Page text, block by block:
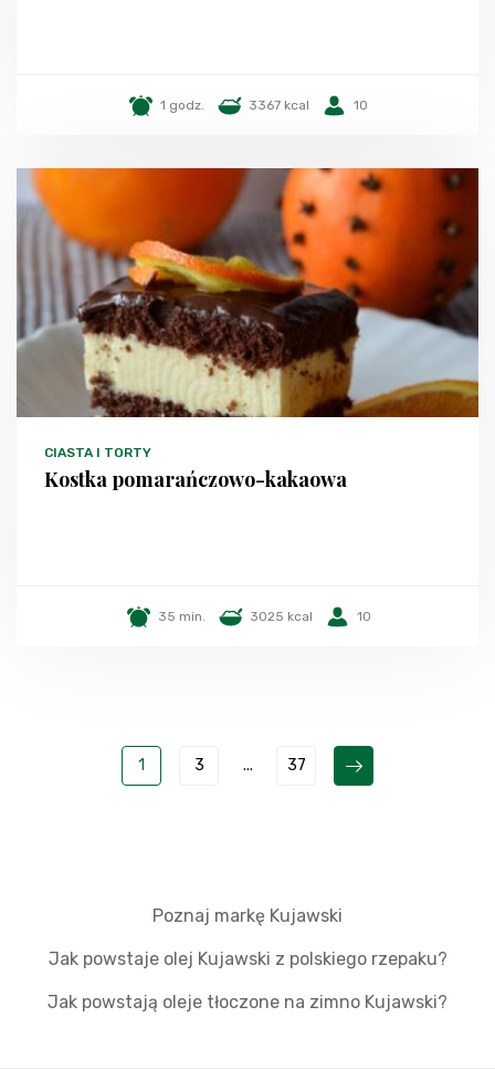
1 godz. 3367 kcal 10
CIASTA I TORTY
Kostka pomarańczowo-kakaowa
35 min. 3025 kcal 10
1 3 ... 37
Poznaj markę Kujawski
Jak powstaje olej Kujawski z polskiego rzepaku?
Jak powstają oleje tłoczone na zimno Kujawski?